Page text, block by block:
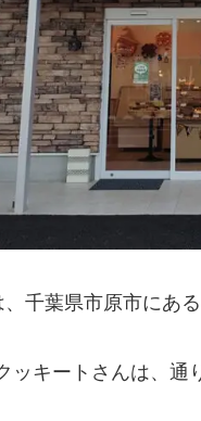
千葉県市原市にあ
キートさんは、通